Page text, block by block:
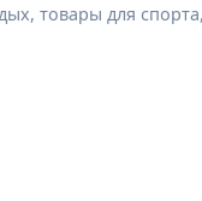
товары для